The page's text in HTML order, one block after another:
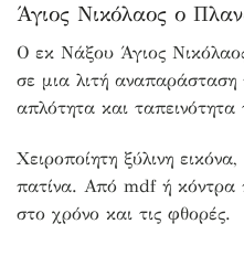
Άγιος Νικόλαος ο
Ο εκ Νάξου Άγιος
σε μια λιτή
απλότητα και ταπεινότητα
Χειροποίητη ξύλινη
πατίνα. Από mdf ή κόντρα
στο χρόνο και τις φθορές.